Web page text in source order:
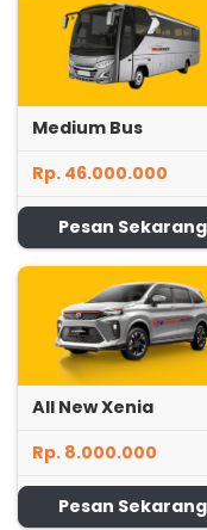
Medium Bus
Rp. 46.000.000
Pesan Sekarang
All New Xenia
Rp. 8.000.000
Pesan Sekarang